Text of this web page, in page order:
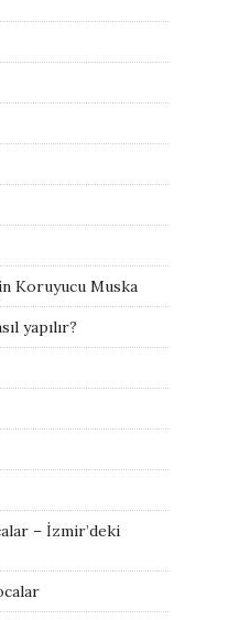
Koruyucu Muska
yapılır?
– İzmir’deki